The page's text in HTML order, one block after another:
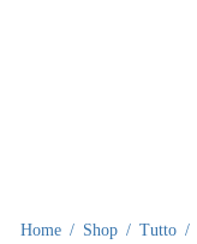
Home / Shop / Tutto /